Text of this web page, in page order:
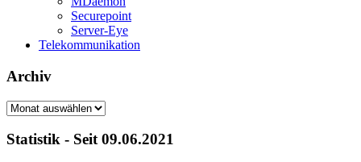
Securepoint
Server-Eye
Telekommunikation
Archiv
Archiv
Statistik - Seit 09.06.2021